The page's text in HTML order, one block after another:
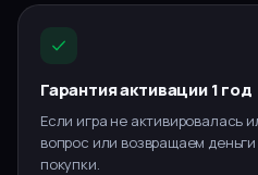
Гарантия активации 1 год
Если игра не активировалась
вопрос или возвращаем
покупки.